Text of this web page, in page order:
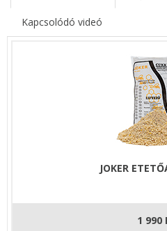
Kapcsolódó videó
JOKER
1 990